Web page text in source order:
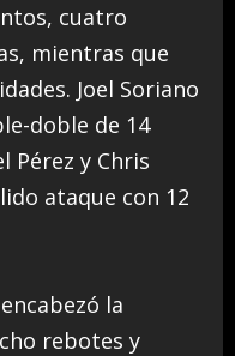
cuatro
mientras que
Joel Soriano
doble de 14
Pérez y Chris
ataque con 12
la
rebotes y